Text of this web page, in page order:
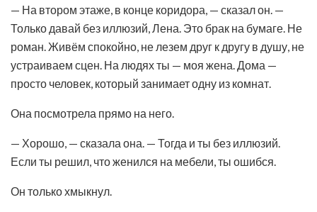
— На втором этаже, в конце коридора, — сказал он. —
Только давай без иллюзий, Лена. Это брак на бумаге. Не
роман. Живём спокойно, не лезем друг к другу в душу, не
устраиваем сцен. На людях ты — моя жена. Дома —
просто человек, который занимает одну из комнат.
Она посмотрела прямо на него.
— Хорошо, — сказала она. — Тогда и ты без иллюзий.
Если ты решил, что женился на мебели, ты ошибся.
Он только хмыкнул.